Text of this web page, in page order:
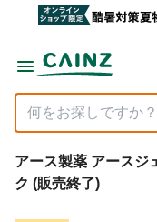
アース製薬 アースジ
ク (販売終了)